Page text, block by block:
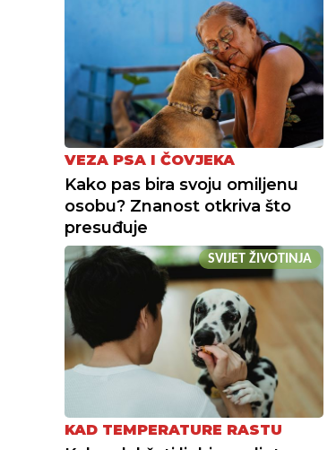
VEZA PSA I ČOVJEKA
Kako pas bira svoju omiljenu
osobu? Znanost otkriva što
presuđuje
SVIJET ŽIVOTINJA
KAD TEMPERATURE RASTU